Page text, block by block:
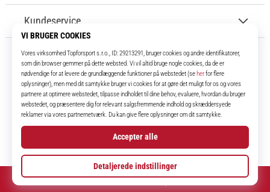
11teamsports.dk
I over 16 år har vi været dine holdkammerater og bringer dig de bedste og
nyeste fodboldprodukter.
Instagram
Kundeservice